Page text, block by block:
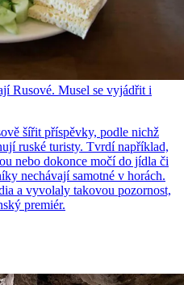
Rusové. Musel se vyjádřit i
šířit příspěvky, podle nichž
ruské turisty. Tvrdí například,
nebo dokonce močí do jídla či
nechávají samotné v horách.
a vyvolaly takovou pozornost,
premiér.